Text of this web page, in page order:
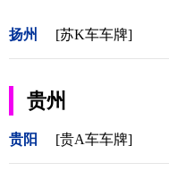
扬州 [苏K车车牌]
贵州
贵阳 [贵A车车牌]